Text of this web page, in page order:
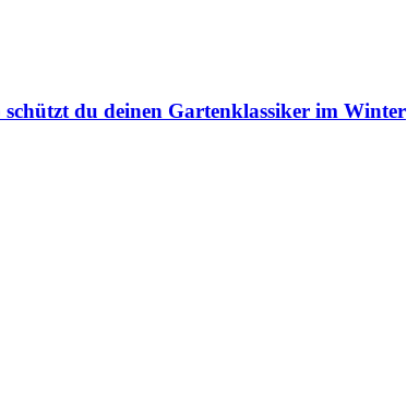
schützt du deinen Gartenklassiker im Winter